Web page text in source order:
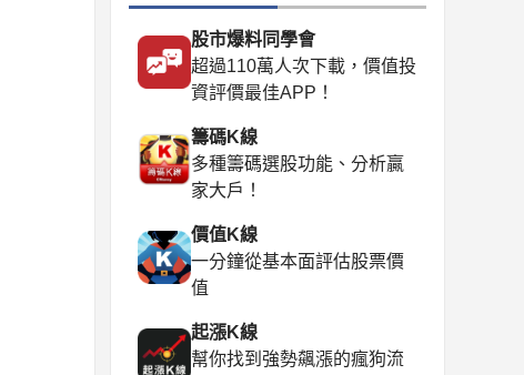
股市爆料同學會
超過110萬人次下載，價值投
資評價最佳APP！
籌碼K線
多種籌碼選股功能、分析贏
家大戶！
價值K線
一分鐘從基本面評估股票價
值
起漲K線
幫你找到強勢飆漲的瘋狗流